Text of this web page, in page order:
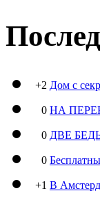
+2 Дом с
0 НА
0 ДВЕ
0
+1 В